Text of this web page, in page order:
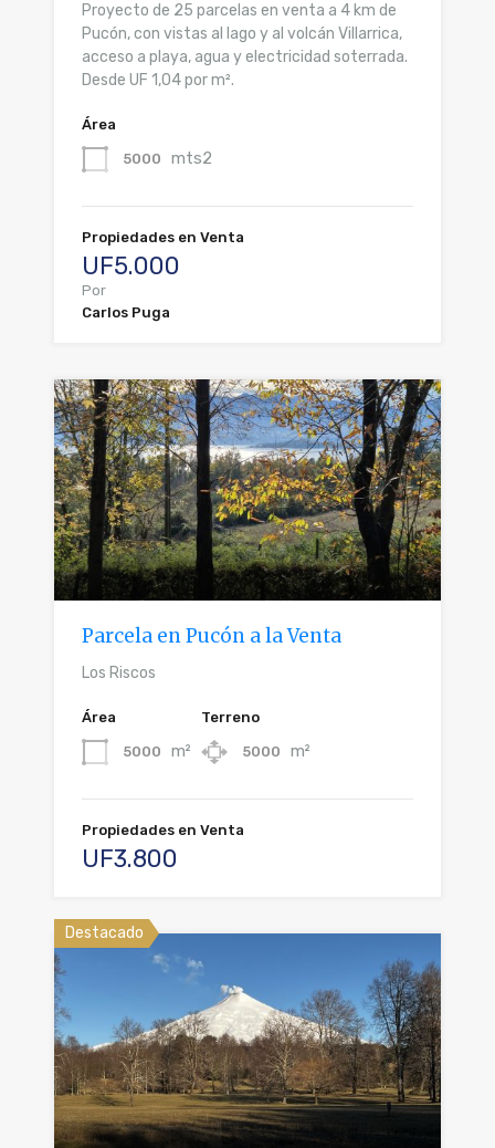
Proyecto de 25 parcelas en venta a 4 km de
Pucón, con vistas al lago y al volcán Villarrica,
acceso a playa, agua y electricidad soterrada.
Desde UF 1,04 por m².
Área
5000 mts2
Propiedades en Venta
UF5.000
Por
Carlos Puga
Parcela en Pucón a la Venta
Los Riscos
Área
5000 m²
Terreno
5000 m²
Propiedades en Venta
UF3.800
Destacado